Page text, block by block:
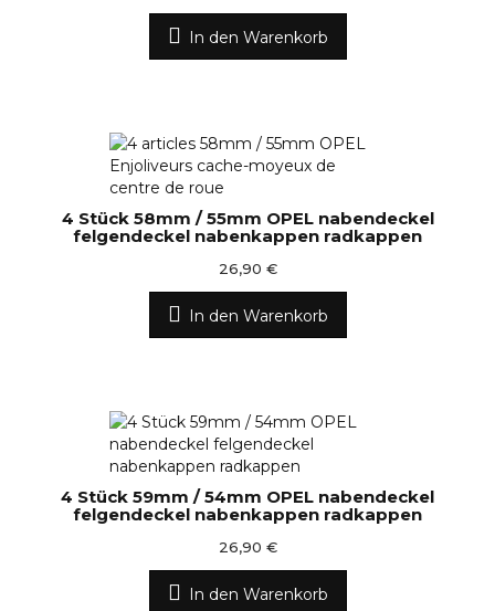
In den Warenkorb
4 Stück 58mm / 55mm OPEL nabendeckel
felgendeckel nabenkappen radkappen
26,90 €
In den Warenkorb
4 Stück 59mm / 54mm OPEL nabendeckel
felgendeckel nabenkappen radkappen
26,90 €
In den Warenkorb